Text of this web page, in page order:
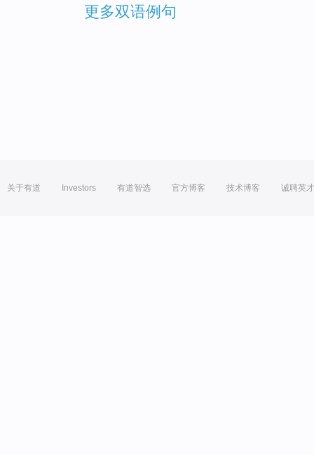
更多双语例句
关于有道 Investors 有道智选 官方博客 技术博客 诚聘英才